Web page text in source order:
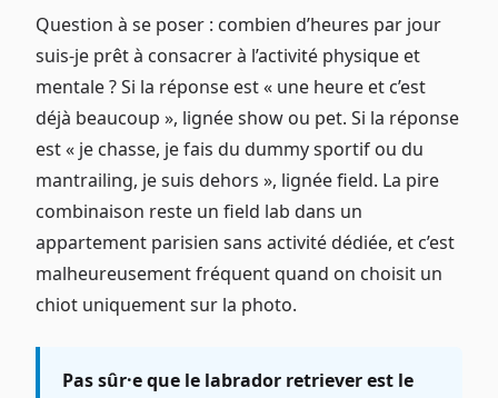
Question à se poser : combien d’heures par jour
suis-je prêt à consacrer à l’activité physique et
mentale ? Si la réponse est « une heure et c’est
déjà beaucoup », lignée show ou pet. Si la réponse
est « je chasse, je fais du dummy sportif ou du
mantrailing, je suis dehors », lignée field. La pire
combinaison reste un field lab dans un
appartement parisien sans activité dédiée, et c’est
malheureusement fréquent quand on choisit un
chiot uniquement sur la photo.
Pas sûr·e que le labrador retriever est le